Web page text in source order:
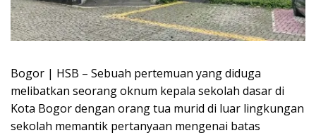
Bogor | HSB – Sebuah pertemuan yang diduga
melibatkan seorang oknum kepala sekolah dasar di
Kota Bogor dengan orang tua murid di luar lingkungan
sekolah memantik pertanyaan mengenai batas